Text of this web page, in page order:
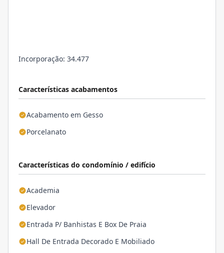
Características acabamentos
Acabamento em Gesso
Porcelanato
Características do condomínio / edifício
Academia
Elevador
Entrada P/ Banhistas E Box De Praia
Hall De Entrada Decorado E Mobiliado
Incorporação: 34.477